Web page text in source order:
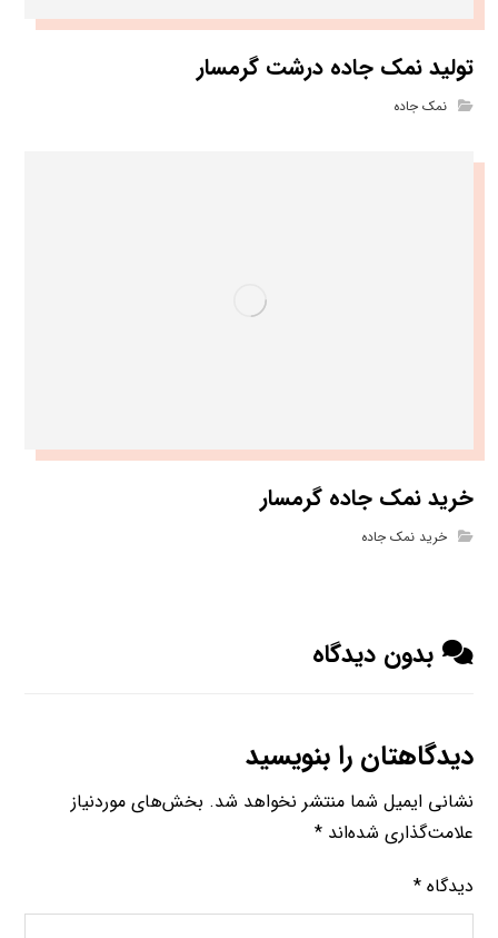
تولید نمک جاده درشت گرمسار
نمک جاده
خرید نمک جاده گرمسار
خرید نمک جاده
بدون دیدگاه
دیدگاهتان را بنویسید
نشانی ایمیل شما منتشر نخواهد شد. بخش‌های موردنیاز
علامت‌گذاری شده‌اند*
دیدگاه*